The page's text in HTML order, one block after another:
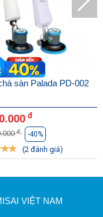
sàn Palada PD-002
đ
đ -40%
(2 đánh giá)
VIỆT NAM